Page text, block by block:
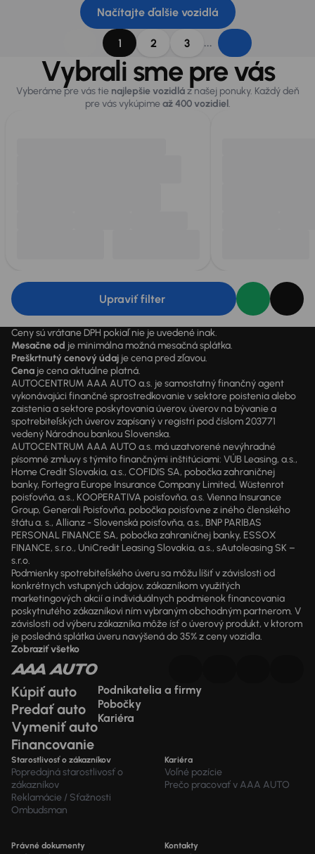
Načítajte ďalšie vozidlá
1 2 3 ...
Vybrali sme pre vás
Vyberáme pre vás tie najlepšie vozidláz našej ponuky. Každý deň
pre vás vykúpimeaž 400 vozidiel.
Upraviť filter
Ceny sú vrátane DPH pokiaľ nie je uvedené inak.
Mesačne od je minimálna možná mesačná splátka.
Preškrtnutý cenový údaj je cena pred zľavou.
Cena je cena aktuálne platná.
AUTOCENTRUM AAA AUTO a.s. je samostatný finančný agent
vykonávajúci finančné sprostredkovanie v sektore poistenia alebo
zaistenia a sektore poskytovania úverov, úverov na bývanie a
spotrebiteľských úverov zapísaný v registri pod číslom 203771
vedený Národnou bankou Slovenska.
AUTOCENTRUM AAA AUTO a.s. má uzatvorené nevýhradné
písomné zmluvy s týmito finančnými inštitúciami: VÚB Leasing, a.s.,
Home Credit Slovakia, a.s., COFIDIS SA, pobočka zahraničnej
banky, Fortegra Europe Insurance Company Limited, Wüstenrot
poisťovňa, a.s., KOOPERATIVA poisťovňa, a.s. Vienna Insurance
Group, Generali Poisťovňa, pobočka poisťovne z iného členského
štátu a. s., Allianz - Slovenská poisťovňa, a.s., BNP PARIBAS
PERSONAL FINANCE SA, pobočka zahraničnej banky, ESSOX
FINANCE, s.r.o., UniCredit Leasing Slovakia, a.s., sAutoleasing SK –
s.r.o.
Podmienky spotrebiteľského úveru sa môžu líšiť v závislosti od
konkrétnych vstupných údajov, zákazníkom využitých
marketingových akcií a individuálnych podmienok financovania
poskytnutého zákazníkovi ním vybraným obchodným partnerom. V
závislosti od výberu zákazníka môže ísť o úverový produkt, v ktorom
je posledná splátka úveru navýšená do 35% z ceny vozidla.
Zobraziť všetko
Kúpiť auto
Predať auto
Vymeniť auto
Financovanie
Podnikatelia a firmy
Pobočky
Kariéra
Starostlivosť o zákazníkov
Popredajná starostlivosť o
zákazníkov
Reklamácie / Sťažnosti
Ombudsman
Kariéra
Voľné pozície
Prečo pracovať v AAA AUTO
Právné dokumenty Kontakty